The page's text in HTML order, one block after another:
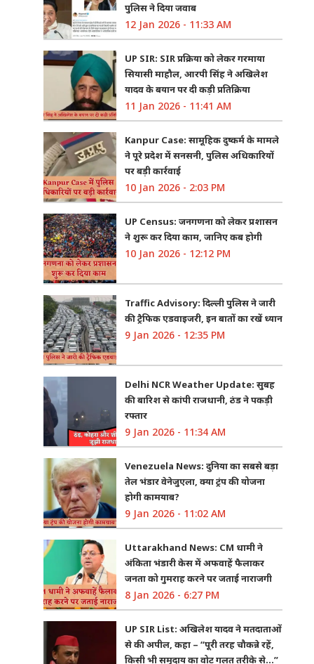
पुलिस ने दिया जवाब
12 Jan 2026 - 11:33 AM
UP SIR: SIR प्रक्रिया को लेकर गरमाया
सियासी माहौल, आरपी सिंह ने अखिलेश
यादव के बयान पर दी कड़ी प्रतिक्रिया
11 Jan 2026 - 11:41 AM
Kanpur Case: सामूहिक दुष्कर्म के मामले
ने पूरे प्रदेश में सनसनी, पुलिस अधिकारियों
पर बड़ी कार्रवाई
10 Jan 2026 - 2:03 PM
UP Census: जनगणना को लेकर प्रशासन
ने शुरू कर दिया काम, जानिए कब होगी
10 Jan 2026 - 12:12 PM
Traffic Advisory: दिल्ली पुलिस ने जारी
की ट्रैफिक एडवाइजरी, इन बातों का रखें ध्यान
9 Jan 2026 - 12:35 PM
Delhi NCR Weather Update: सुबह
की बारिश से कांपी राजधानी, ठंड ने पकड़ी
रफ्तार
9 Jan 2026 - 11:34 AM
Venezuela News: दुनिया का सबसे बड़ा
तेल भंडार वेनेजुएला, क्या ट्रंप की योजना
होगी कामयाब?
9 Jan 2026 - 11:02 AM
Uttarakhand News: CM धामी ने
अंकिता भंडारी केस में अफवाहें फैलाकर
जनता को गुमराह करने पर जताई नाराजगी
8 Jan 2026 - 6:27 PM
UP SIR List: अखिलेश यादव ने मतदाताओं
से की अपील, कहा – “पूरी तरह चौकन्ने रहें,
किसी भी समुदाय का वोट गलत तरीके से…”